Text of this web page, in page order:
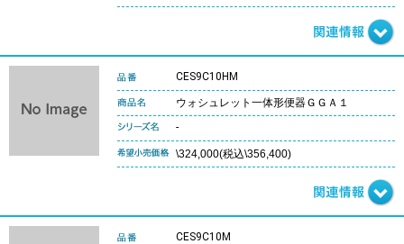
CES9C10HM
ウォシュレット一体形便器ＧＧＡ１
-
\324,000(税込\356,400)
CES9C10M